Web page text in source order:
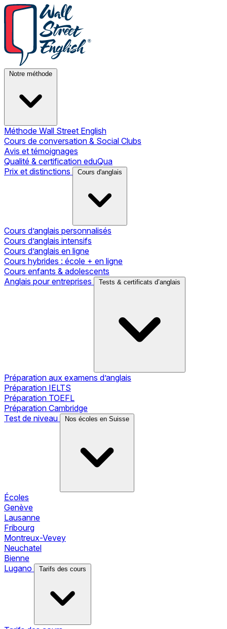
Notre méthode
Méthode Wall Street English
Cours de conversation & Social Clubs
Avis et témoignages
Qualité & certification eduQua
Prix et distinctions
Cours d'anglais
Cours d’anglais personnalisés
Cours d’anglais intensifs
Cours d’anglais en ligne
Cours hybrides : école + en ligne
Cours enfants & adolescents
Anglais pour entreprises
Tests & certificats d’anglais
Préparation aux examens d’anglais
Préparation IELTS
Préparation TOEFL
Préparation Cambridge
Test de niveau
Nos écoles en Suisse
Écoles
Genève
Lausanne
Fribourg
Montreux-Vevey
Neuchatel
Bienne
Lugano
Tarifs des cours